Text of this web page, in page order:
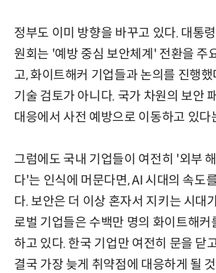
정부도 이미 방향을 바꾸고 있다. 대통
원회는 '예방 중심 보안체계' 전환을 주
고, 화이트해커 기업들과 논의를 진행
기술 검토가 아니다. 국가 차원의 보안
대응에서 사전 예방으로 이동하고 있다
그럼에도 국내 기업들이 여전히 '외부
다'는 인식에 머문다면, AI 시대의 속도
다. 보안은 더 이상 혼자서 지키는 시대
로벌 기업들은 수백만 명의 화이트해커
하고 있다. 한국 기업만 여전히 문을 닫
결국 가장 늦게 취약점에 대응하게 될